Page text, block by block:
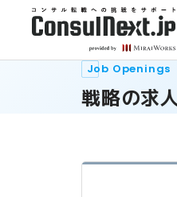
Job Openings
戦略の求